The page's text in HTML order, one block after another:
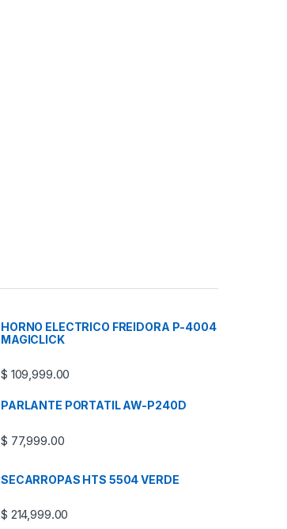
HORNO ELECTRICO FREIDORA P-4004
MAGICLICK
$ 109,999.00
PARLANTE PORTATIL AW-P240D
$ 77,999.00
SECARROPAS HTS 5504 VERDE
$ 214,999.00